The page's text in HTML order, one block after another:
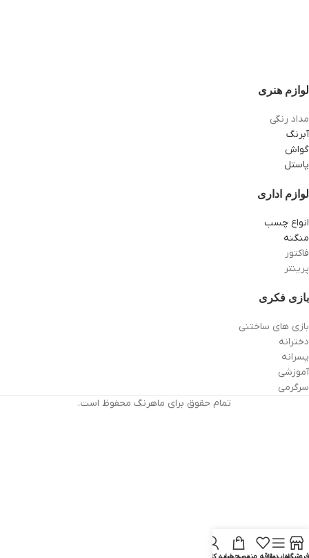
لوازم هنری
مداد رنگی
آبرنگ
گواش
پاستل
لوازم اداری
انواع چسب
منگنه
فاکتور
پرینتر
بازی فکری
بازی های ساختنی
دخترانه
پسرانه
آموزشی
سرگرمی
تمام حقوق برای ماهرنگ محفوظ است.